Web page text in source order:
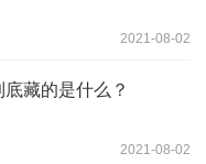
2021-08-02
藏的是什么？
2021-08-02